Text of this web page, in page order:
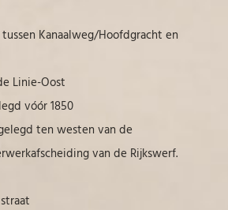
Kanaalweg/Hoofdgracht en
Linie-Oost
vóór 1850
ten westen van de
van de Rijkswerf.